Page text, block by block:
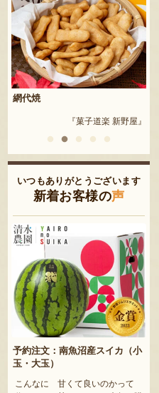
新潟産 黒埼茶豆（小平方地区）
『野崎農園』
いつもありがとうございます
新着お客様の声
予約注文：南魚沼産スイカ（小
玉・大玉）
こんなに 甘くて良いのかって